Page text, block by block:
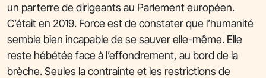
un parterre de dirigeants au Parlement européen.
C’était en 2019. Force est de constater que l’humanité
semble bien incapable de se sauver elle-même. Elle
reste hébétée face à l’effondrement, au bord de la
brèche. Seules la contrainte et les restrictions de